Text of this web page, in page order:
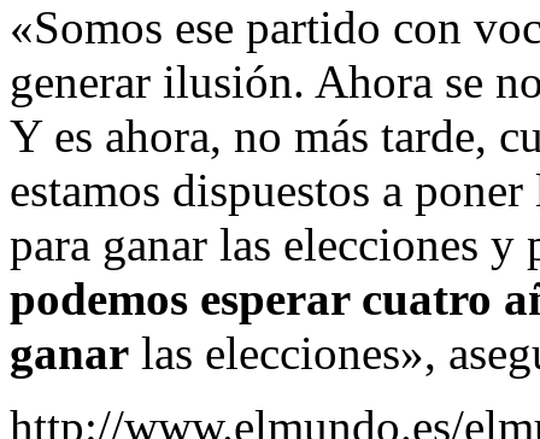
«Somos ese partido con
generar ilusión. Ahora se
Y es ahora, no más tarde,
estamos dispuestos a
para ganar las elecciones y
podemos esperar cuatro
ganar las elecciones»,
http://www.elmundo.es/